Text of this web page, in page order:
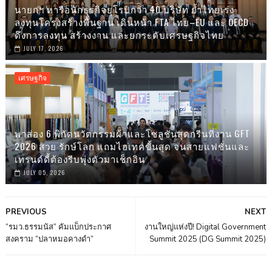
นายกฯ หารือนักธุรกิจยุโรปกว่า 40 บริษัท ย้ำไทยเร่ง
ลงทุนโครงสร้างพื้นฐาน เดินหน้า FTA ไทย–EU และ OECD
ดึงการลงทุน สร้างงาน และยกระดับเศรษฐกิจไทย
JULY 17, 2026
เศรษฐกิจ
พาส่อง 6 พิกัดนวัตกรรมผ้าและโซลูชันสุดกรีนที่งาน GFT
2026 สวย รักษ์โลก แถมไฮเทคขั้นสุด จนสายแฟชั่นและ
เทรนด์ดี้ต้องรีบพุ่งตัวมาเช็กอิน
JULY 05, 2026
NEXT
งานใหญ่แห่งปี! Digital Government
Summit 2025 (DG Summit 2025)
PREVIOUS
“รมว.ธรรมนัส” คัมแบ็กประกาศ
สงคราม “ปลาหมอคางดำ”